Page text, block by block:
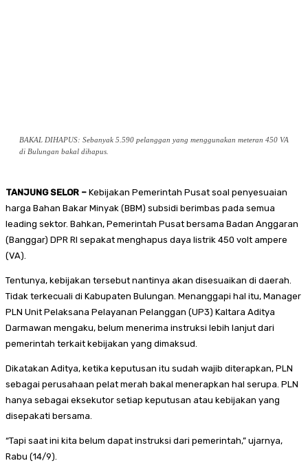
BAKAL DIHAPUS: Sebanyak 5.590 pelanggan yang menggunakan meteran 450 VA
di Bulungan bakal dihapus.
TANJUNG SELOR – Kebijakan Pemerintah Pusat soal penyesuaian
harga Bahan Bakar Minyak (BBM) subsidi berimbas pada semua
leading sektor. Bahkan, Pemerintah Pusat bersama Badan Anggaran
(Banggar) DPR RI sepakat menghapus daya listrik 450 volt ampere
(VA).
Tentunya, kebijakan tersebut nantinya akan disesuaikan di daerah.
Tidak terkecuali di Kabupaten Bulungan. Menanggapi hal itu, Manager
PLN Unit Pelaksana Pelayanan Pelanggan (UP3) Kaltara Aditya
Darmawan mengaku, belum menerima instruksi lebih lanjut dari
pemerintah terkait kebijakan yang dimaksud.
Dikatakan Aditya, ketika keputusan itu sudah wajib diterapkan, PLN
sebagai perusahaan pelat merah bakal menerapkan hal serupa. PLN
hanya sebagai eksekutor setiap keputusan atau kebijakan yang
disepakati bersama.
“Tapi saat ini kita belum dapat instruksi dari pemerintah,” ujarnya,
Rabu (14/9).